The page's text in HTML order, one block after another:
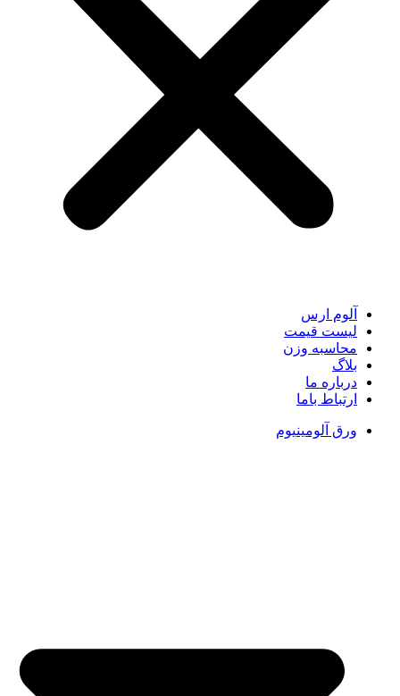
آلوم ارس
لیست قیمت
محاسبه وزن
بلاگ
درباره ما
ارتباط باما
ورق آلومینیوم